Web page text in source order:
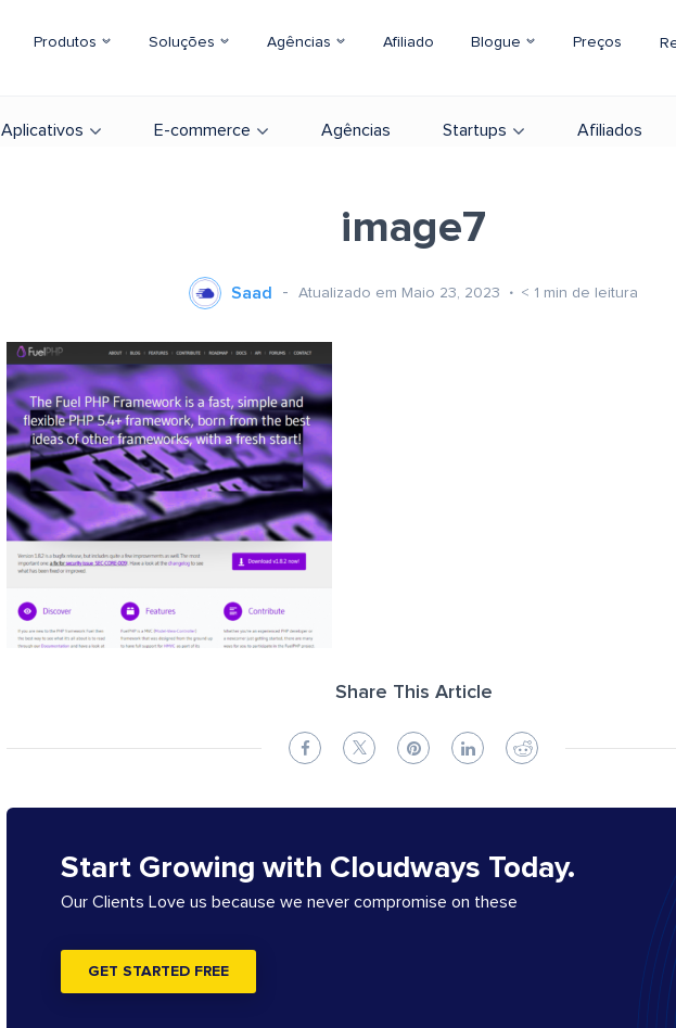
Produtos Soluções Agências Afiliado Blogue Preços
Aplicativos E-commerce Agências Startups Afiliados
image7
Saad Atualizado em Maio 23, 2023 < 1 min de leitura
Share This Article
Start Growing with Cloudways Today.
Our Clients Love us because we never compromise on these
GET STARTED FREE